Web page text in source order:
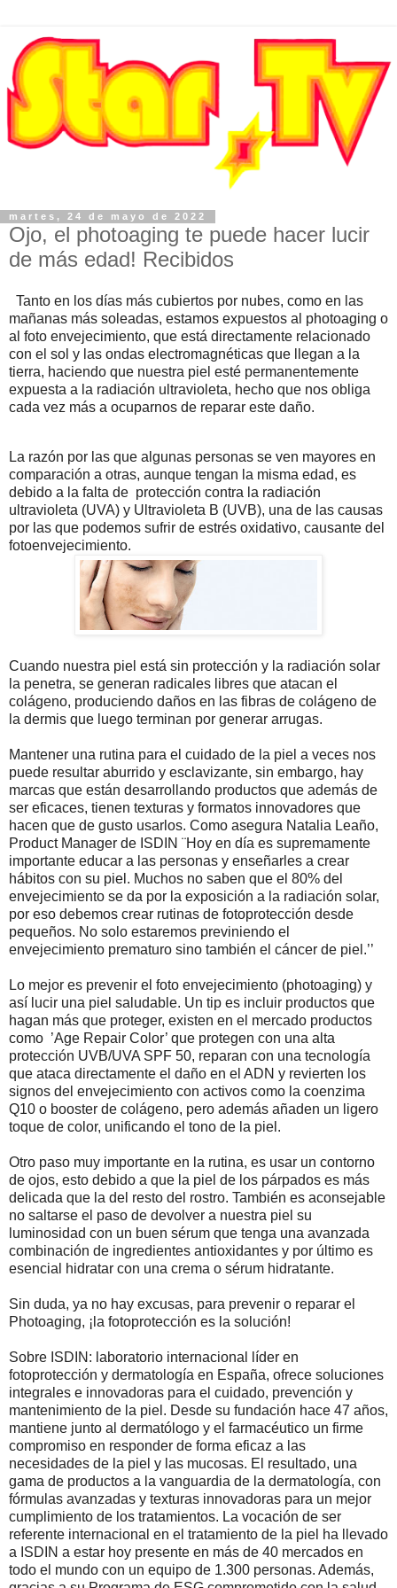
martes, 24 de mayo de 2022
Ojo, el photoaging te puede hacer lucir
de más edad! Recibidos
Tanto en los días más cubiertos por nubes, como en las
mañanas más soleadas, estamos expuestos al photoaging o
al foto envejecimiento, que está directamente relacionado
con el sol y las ondas electromagnéticas que llegan a la
tierra, haciendo que nuestra piel esté permanentemente
expuesta a la radiación ultravioleta, hecho que nos obliga
cada vez más a ocuparnos de reparar este daño.
La razón por las que algunas personas se ven mayores en
comparación a otras, aunque tengan la misma edad, es
debido a la falta de protección contra la radiación
ultravioleta (UVA) y Ultravioleta B (UVB), una de las causas
por las que podemos sufrir de estrés oxidativo, causante del
fotoenvejecimiento.
Cuando nuestra piel está sin protección y la radiación solar
la penetra, se generan radicales libres que atacan el
colágeno, produciendo daños en las fibras de colágeno de
la dermis que luego terminan por generar arrugas.
Mantener una rutina para el cuidado de la piel a veces nos
puede resultar aburrido y esclavizante, sin embargo, hay
marcas que están desarrollando productos que además de
ser eficaces, tienen texturas y formatos innovadores que
hacen que de gusto usarlos. Como asegura Natalia Leaño,
Product Manager de ISDIN ¨Hoy en día es supremamente
importante educar a las personas y enseñarles a crear
hábitos con su piel. Muchos no saben que el 80% del
envejecimiento se da por la exposición a la radiación solar,
por eso debemos crear rutinas de fotoprotección desde
pequeños. No solo estaremos previniendo el
envejecimiento prematuro sino también el cáncer de piel.’’
Lo mejor es prevenir el foto envejecimiento (photoaging) y
así lucir una piel saludable. Un tip es incluir productos que
hagan más que proteger, existen en el mercado productos
como ’Age Repair Color’ que protegen con una alta
protección UVB/UVA SPF 50, reparan con una tecnología
que ataca directamente el daño en el ADN y revierten los
signos del envejecimiento con activos como la coenzima
Q10 o booster de colágeno, pero además añaden un ligero
toque de color, unificando el tono de la piel.
Otro paso muy importante en la rutina, es usar un contorno
de ojos, esto debido a que la piel de los párpados es más
delicada que la del resto del rostro. También es aconsejable
no saltarse el paso de devolver a nuestra piel su
luminosidad con un buen sérum que tenga una avanzada
combinación de ingredientes antioxidantes y por último es
esencial hidratar con una crema o sérum hidratante.
Sin duda, ya no hay excusas, para prevenir o reparar el
Photoaging, ¡la fotoprotección es la solución!
Sobre ISDIN: laboratorio internacional líder en
fotoprotección y dermatología en España, ofrece soluciones
integrales e innovadoras para el cuidado, prevención y
mantenimiento de la piel. Desde su fundación hace 47 años,
mantiene junto al dermatólogo y el farmacéutico un firme
compromiso en responder de forma eficaz a las
necesidades de la piel y las mucosas. El resultado, una
gama de productos a la vanguardia de la dermatología, con
fórmulas avanzadas y texturas innovadoras para un mejor
cumplimiento de los tratamientos. La vocación de ser
referente internacional en el tratamiento de la piel ha llevado
a ISDIN a estar hoy presente en más de 40 mercados en
todo el mundo con un equipo de 1.300 personas. Además,